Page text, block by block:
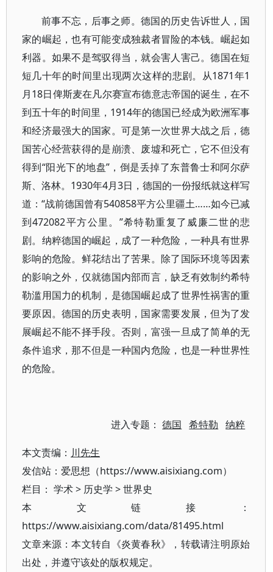
前事不忘，后事之师。德国的历史告诉世人，国
家的崛起，也有可能变成独裁者冒险的本钱。崛起如
利器。如果不是驾驭得当，就会害人害己。德国在短
短几十年的时间里出现两次这样的悲剧。从1871年1
月18日俾斯麦在凡尔赛宣布德意志帝国的诞生，在不
到五十年的时间里，1914年的德国已经成为欧洲军事
和经济最强大的国家。可是第一次世界大战之后，德
国苦心经营获得的是崩溃、废墟和死亡，它不但没有
得到“阳光下的地盘”，倒是丢掉了东普鲁士和阿尔萨
斯、洛林。1930年4月3日，德国的一份报纸就这样写
道：“战前德国曾有540858平方公里疆土……如今已减
到472082平方公里。”希特勒重复了威廉二世的悲
剧。纳粹德国的崛起，成了一种危险，一种具有世界
影响的危险。鲜花结出了苦果。除了国际环境等因素
的影响之外，仅就德国内部而言，缺乏有效制约希特
勒滥用国力的机制，是德国崛起成了世界性祸害的重
要原因。德国的历史表明，国家需要发展，但为了发
展崛起不能不择手段。否则，富强一旦成了简单的无
条件追求，那不但是一种国内危险，也是一种世界性
的危险。
进入专题：德国 希特勒 纳粹
本文责编： 川先生
发信站：爱思想（https://www.aisixiang.com）
栏目： 学术> 历史学 >世界史
本文链接：
https://www.aisixiang.com/data/81495.html
文章来源：本文转自《炎黄春秋》，转载请注明原始
出处，并遵守该处的版权规定。